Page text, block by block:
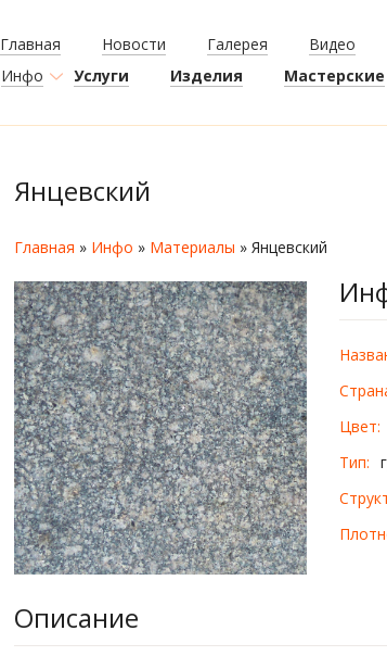
Главная Новости Галерея Видео
Инфо
Услуги Изделия Мастерские
Янцевский
Главная » Инфо » Материалы » Янцевский
Цвет:
Тип:
Описание